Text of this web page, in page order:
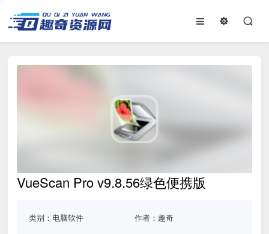
VueScan Pro v9.8.56绿色便携版
类别： 电脑软件 作者：趣奇